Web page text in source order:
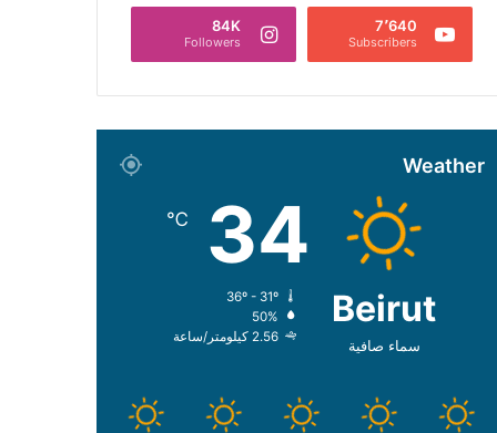
7٬640
Subscribers
84K
Followers
Weather
Beirut
سماء صافية
34
℃
50%
2.56 كيلومتر/ساعة